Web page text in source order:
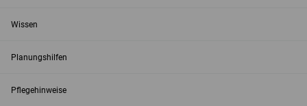
Wissen
Planungshilfen
Pflegehinweise